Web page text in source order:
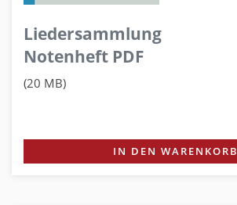
Liedersammlung
Notenheft PDF
(20 MB)
IN DEN WARENKORB